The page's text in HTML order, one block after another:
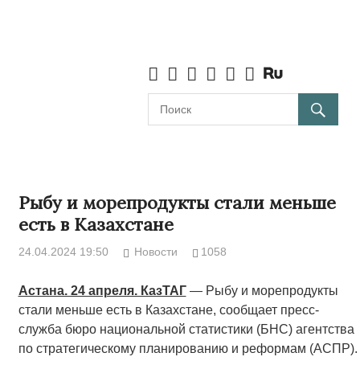
Рыбу и морепродукты стали меньше
есть в Казахстане
24.04.2024 19:50 Новости 1058
Астана. 24 апреля. КазТАГ— Рыбу и морепродукты
стали меньше есть в Казахстане, сообщает пресс-
служба бюро национальной статистики (БНС) агентства
по стратегическому планированию и реформам (АСПР).